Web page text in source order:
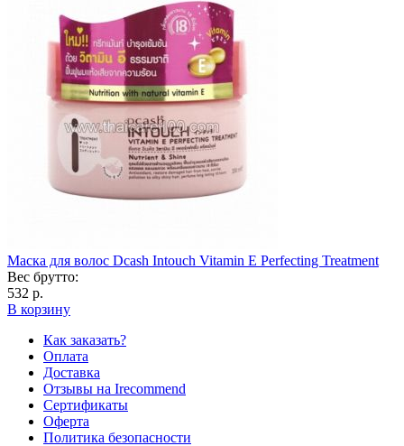
Маска для волос Dcash Intouch Vitamin E Perfecting Treatment
Вес брутто:
532 р.
В корзину
Как заказать?
Оплата
Доставка
Отзывы на Irecommend
Сертификаты
Оферта
Политика безопасности